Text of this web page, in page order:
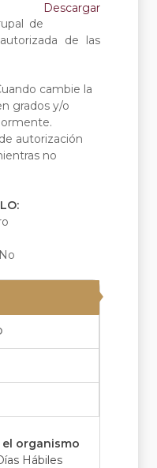
Descargar
de
de las
cambie la
grados y/o
autorización
no
No
organismo
Hábiles